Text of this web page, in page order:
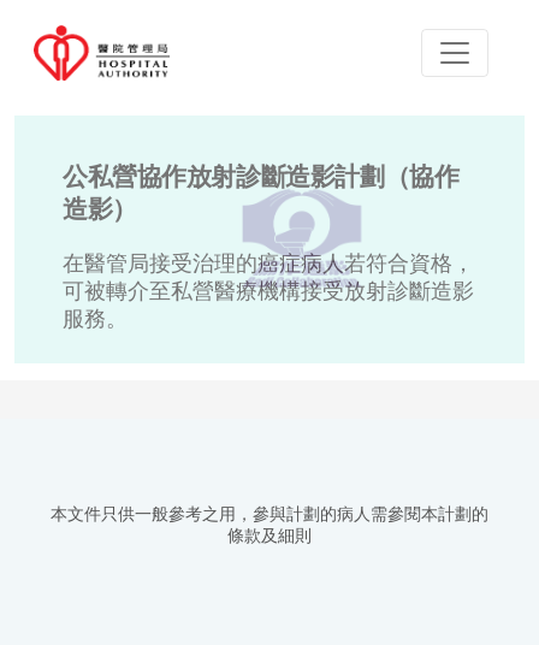
公私營協作放射診斷造影計劃（協作
造影）
在醫管局接受治理的癌症病人若符合資格，
可被轉介至私營醫療機構接受放射診斷造影
服務。
本文件只供一般參考之用，參與計劃的病人需參閱本計劃的
條款及細則